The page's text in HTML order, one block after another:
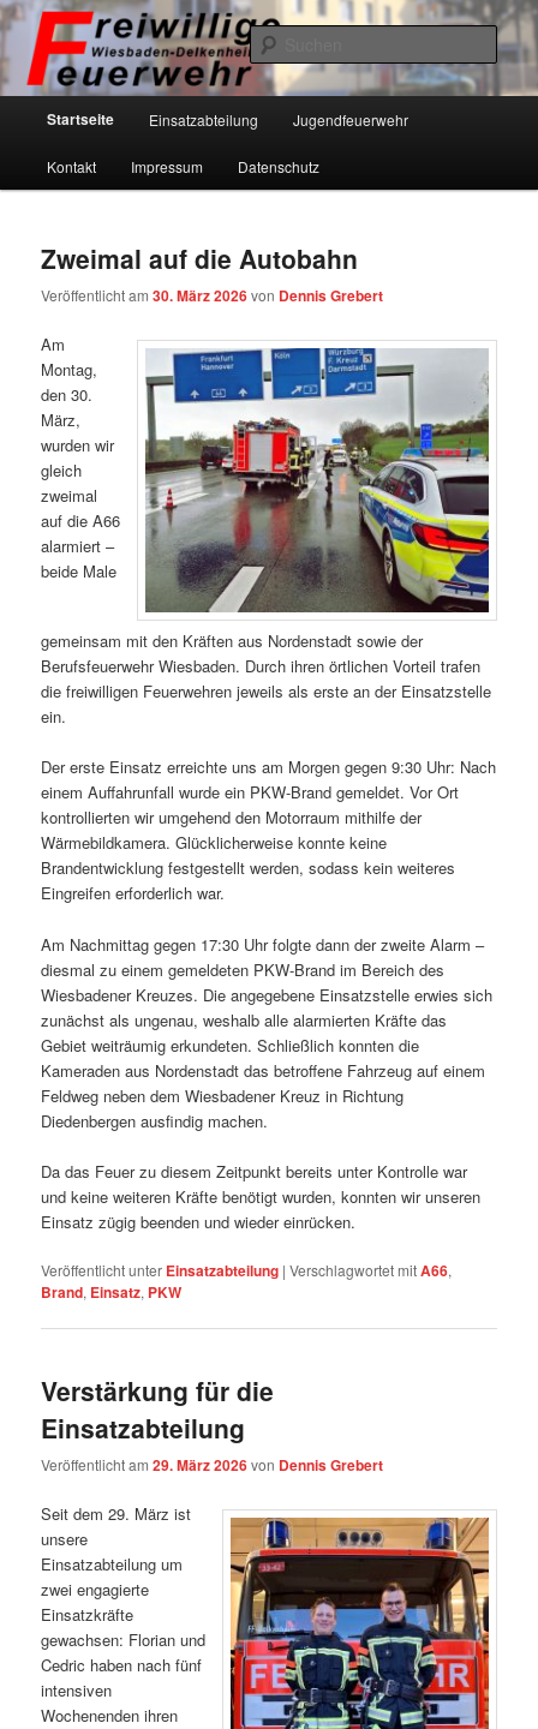
Zum
primären
Inhalt
springen
Zum
sekundären
Inhalt
springenFreiwillige Feuerwehr Wiesbaden-
Startseite Einsatzabteilung Jugendfeuerwehr
Kontakt Impressum Datenschutz
Zweimal auf die Autobahn
Veröffentlicht am30. März 2026von Dennis Grebert
Am
Montag,
den 30.
März,
wurden wir
gleich
zweimal
auf die A66
alarmiert –
beide Male
gemeinsam mit den Kräften aus Nordenstadt sowie der
Berufsfeuerwehr Wiesbaden. Durch ihren örtlichen Vorteil trafen
die freiwilligen Feuerwehren jeweils als erste an der Einsatzstelle
ein.
Der erste Einsatz erreichte uns am Morgen gegen 9:30 Uhr: Nach
einem Auffahrunfall wurde ein PKW-Brand gemeldet. Vor Ort
kontrollierten wir umgehend den Motorraum mithilfe der
Wärmebildkamera. Glücklicherweise konnte keine
Brandentwicklung festgestellt werden, sodass kein weiteres
Eingreifen erforderlich war.
Am Nachmittag gegen 17:30 Uhr folgte dann der zweite Alarm –
diesmal zu einem gemeldeten PKW-Brand im Bereich des
Wiesbadener Kreuzes. Die angegebene Einsatzstelle erwies sich
zunächst als ungenau, weshalb alle alarmierten Kräfte das
Gebiet weiträumig erkundeten. Schließlich konnten die
Kameraden aus Nordenstadt das betroffene Fahrzeug auf einem
Feldweg neben dem Wiesbadener Kreuz in Richtung
Diedenbergen ausfindig machen.
Da das Feuer zu diesem Zeitpunkt bereits unter Kontrolle war
und keine weiteren Kräfte benötigt wurden, konnten wir unseren
Einsatz zügig beenden und wieder einrücken.
Veröffentlicht unter Einsatzabteilung |Verschlagwortet mitA66,
Brand, Einsatz, PKW
Verstärkung für die
Einsatzabteilung
Veröffentlicht am29. März 2026von Dennis Grebert
Seit dem 29. März ist
unsere
Einsatzabteilung um
zwei engagierte
Einsatzkräfte
gewachsen: Florian und
Cedric haben nach fünf
intensiven
Wochenenden ihren